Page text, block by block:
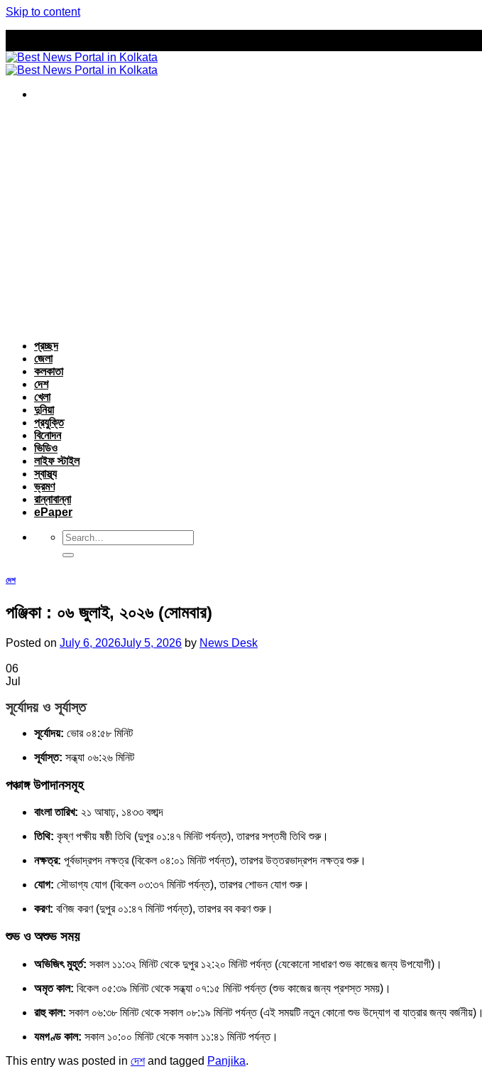
Skip to content
প্রচ্ছদ
জেলা
কলকাতা
দেশ
খেলা
দুনিয়া
প্রযুক্তি
বিনোদন
ভিডিও
লাইফ স্টাইল
স্বাস্থ্য
ভ্রমণ
রান্নাবান্না
ePaper
দেশ
পঞ্জিকা : ০৬ জুলাই, ২০২৬ (সোমবার)
Posted on July 6, 2026July 5, 2026 by News Desk
06
Jul
সূর্যোদয় ও সূর্যাস্ত
সূর্যোদয়: ভোর ০৪:৫৮ মিনিট
সূর্যাস্ত: সন্ধ্যা ০৬:২৬ মিনিট
পঞ্চাঙ্গ উপাদানসমূহ
বাংলা তারিখ: ২১ আষাঢ়, ১৪৩৩ বঙ্গাব্দ
তিথি: কৃষ্ণ পক্ষীয় ষষ্ঠী তিথি (দুপুর ০১:৪৭ মিনিট পর্যন্ত), তারপর সপ্তমী তিথি শুরু।
নক্ষত্র: পূর্বভাদ্রপদ নক্ষত্র (বিকেল ০৪:০১ মিনিট পর্যন্ত), তারপর উত্তরভাদ্রপদ নক্ষত্র শুরু।
যোগ: সৌভাগ্য যোগ (বিকেল ০৩:৩৭ মিনিট পর্যন্ত), তারপর শোভন যোগ শুরু।
করণ: বণিজ করণ (দুপুর ০১:৪৭ মিনিট পর্যন্ত), তারপর বব করণ শুরু।
শুভ ও অশুভ সময়
অভিজিৎ মুহূর্ত: সকাল ১১:৩২ মিনিট থেকে দুপুর ১২:২০ মিনিট পর্যন্ত (যেকোনো সাধারণ শুভ কাজের জন্য উপযোগী)।
অমৃত কাল: বিকেল ০৫:৩৯ মিনিট থেকে সন্ধ্যা ০৭:১৫ মিনিট পর্যন্ত (শুভ কাজের জন্য প্রশস্ত সময়)।
রাহু কাল: সকাল ০৬:৩৮ মিনিট থেকে সকাল ০৮:১৯ মিনিট পর্যন্ত (এই সময়টি নতুন কোনো শুভ উদ্যোগ বা যাত্রার জন্য বর্জনীয়)।
যমগণ্ড কাল: সকাল ১০:০০ মিনিট থেকে সকাল ১১:৪১ মিনিট পর্যন্ত।
This entry was posted in দেশand tagged Panjika.